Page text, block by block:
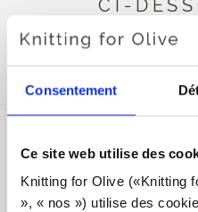
Consentement
Ce site web utilise des
Knitting for Olive («Knitting
», « nos ») utilise des
CI-
HEAVY